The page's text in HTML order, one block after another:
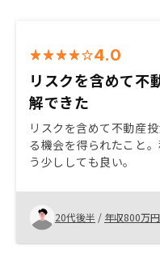
4.0
リスクを含めて不
解できた
リスクを含めて不動産
る機会を得られたこと
う少ししても良い。
20代後半 / 年収800万